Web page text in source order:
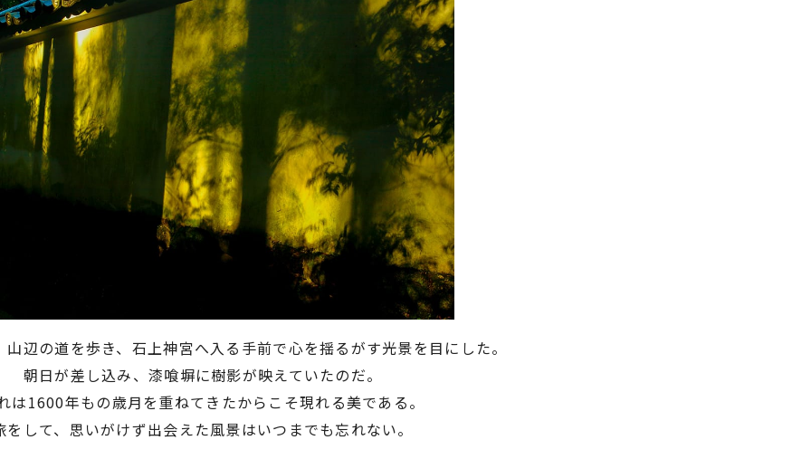
辺の道を歩き、 石上神宮へ入る手前で心を揺るがす光景を目にした。
朝日が差し込み、漆喰塀に樹影が映えていたのだ。
は1600年もの歳月を重ねてきたからこそ現れる美である。
をして、思いがけず出会えた風景はいつまでも忘れない。